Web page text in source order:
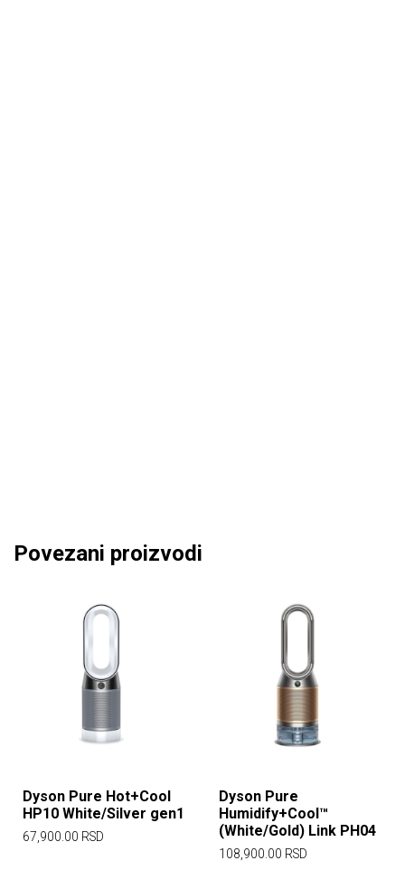
Povezani proizvodi
Dyson Pure Hot+Cool
HP10 White/Silver gen1
67,900.00 RSD
Dyson Pure
Humidify+Cool™
(White/Gold) Link PH04
108,900.00 RSD